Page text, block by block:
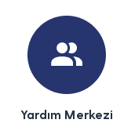
Yardım Merkezi